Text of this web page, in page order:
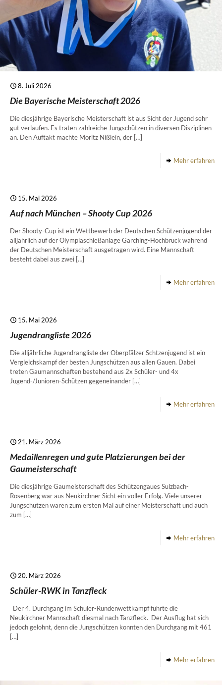
8. Juli 2026
Die Bayerische Meisterschaft 2026
Die diesjährige Bayerische Meisterschaft ist aus Sicht der Jugend sehr
gut verlaufen. Es traten zahlreiche Jungschützen in diversen Disziplinen
an. Den Auftakt machte Moritz Nißlein, der […]
Mehr erfahren
15. Mai 2026
Auf nach München – Shooty Cup 2026
Der Shooty-Cup ist ein Wettbewerb der Deutschen Schützenjugend der
alljährlich auf der Olympiaschießanlage Garching-Hochbrück während
der Deutschen Meisterschaft ausgetragen wird. Eine Mannschaft
besteht dabei aus zwei […]
Mehr erfahren
15. Mai 2026
Jugendrangliste 2026
Die alljährliche Jugendrangliste der Oberpfälzer Schtzenjugend ist ein
Vergleichskampf der besten Jungschützen aus allen Gauen. Dabei
treten Gaumannschaften bestehend aus 2x Schüler- und 4x
Jugend-/Junioren-Schützen gegeneinander […]
Mehr erfahren
21. März 2026
Medaillenregen und gute Platzierungen bei der
Gaumeisterschaft
Die diesjährige Gaumeisterschaft des Schützengaues Sulzbach-
Rosenberg war aus Neukirchner Sicht ein voller Erfolg. Viele unserer
Jungschützen waren zum ersten Mal auf einer Meisterschaft und auch
zum […]
Mehr erfahren
20. März 2026
Schüler-RWK in Tanzfleck
Der 4. Durchgang im Schüler-Rundenwettkampf führte die
Neukirchner Mannschaft diesmal nach Tanzfleck. Der Ausflug hat sich
jedoch gelohnt, denn die Jungschützen konnten den Durchgang mit 461
[…]
Mehr erfahren